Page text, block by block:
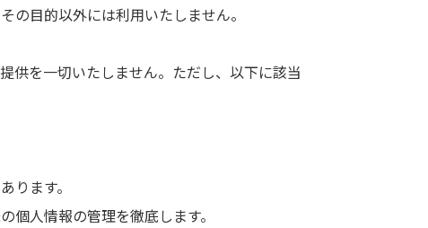
目的以外には利用いたしません。
供を一切いたしません。ただし、以下に該当
ります。
人情報の管理を徹底します。